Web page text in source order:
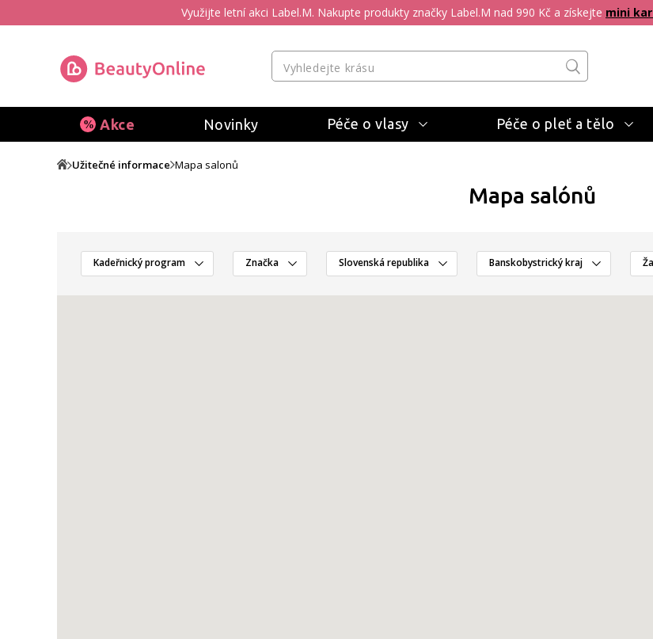
Využijte letní akci Label.M. Nakupte produkty značky Label.M nad 990 Kč a získejte mini
Akce Novinky Péče o vlasy Péče o pleť a tělo
Užitečné informace Mapa salonů
Mapa salónů
Kadeřnický program Značka Slovenská republika Banskobystrický kraj